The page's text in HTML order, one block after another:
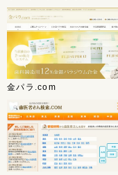
金パラ.com